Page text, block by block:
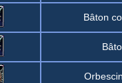
Bâton